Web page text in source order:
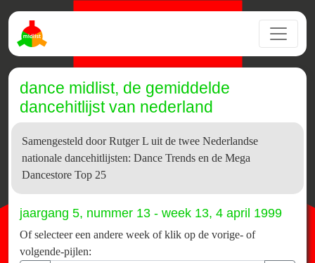
dance midlist, de gemiddelde
dancehitlijst van nederland
Samengesteld door Rutger L uit de twee Nederlandse
nationale dancehitlijsten: Dance Trends en de Mega
Dancestore Top 25
jaargang 5, nummer 13 - week 13, 4 april 1999
Of selecteer een andere week of klik op de vorige- of
volgende-pijlen: